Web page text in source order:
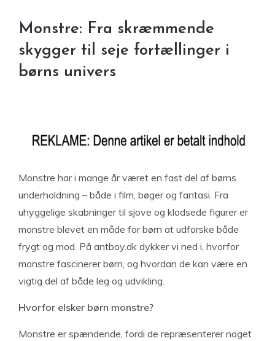
Monstre: Fra skræmmende
skygger til seje fortællinger i
børns univers
Monstre har i mange år været en fast del af børns
underholdning – både i film, bøger og fantasi. Fra
uhyggelige skabninger til sjove og klodsede figurer er
monstre blevet en måde for børn at udforske både
frygt og mod. På antboy.dk dykker vi ned i, hvorfor
monstre fascinerer børn, og hvordan de kan være en
vigtig del af både leg og udvikling.
Hvorfor elsker børn monstre?
Monstre er spændende, fordi de repræsenterer noget